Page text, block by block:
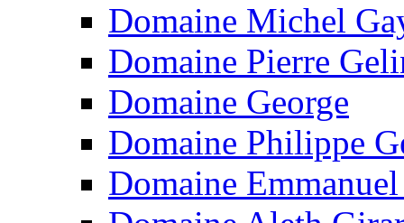
Domaine Michel
Domaine Pierre
Domaine George
Domaine Philippe
Domaine